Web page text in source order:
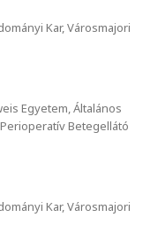
Kar, Városmajori
Egyetem, Általános
Betegellátó
Kar, Városmajori